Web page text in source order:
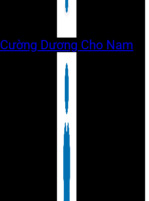
Cường Dương Cho Nam